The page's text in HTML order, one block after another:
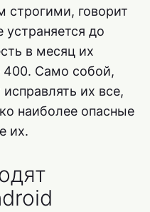
строгими, говорит
до
в месяц их
400. Само собой,
их все,
наиболее опасные
их.